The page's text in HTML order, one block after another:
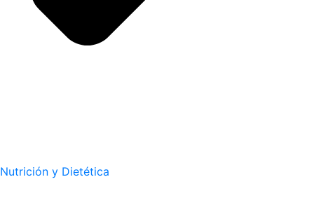
Nutrición y Dietética